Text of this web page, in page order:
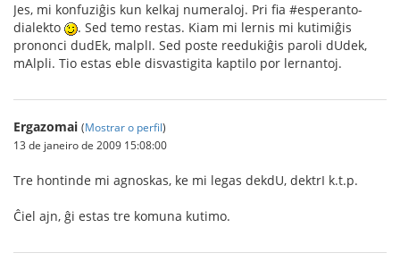
Jes, mi konfuziĝis kun kelkaj numeraloj. Pri fia #esperanto-
dialekto
. Sed temo restas. Kiam mi lernis mi kutimiĝis
prononci dudEk, malplI. Sed poste reedukiĝis paroli dUdek,
mAlpli. Tio estas eble disvastigita kaptilo por lernantoj.
Ergazomai (Mostrar o perfil)
13 de janeiro de 2009 15:08:00
Tre hontinde mi agnoskas, ke mi legas dekdU, dektrI k.t.p.
Ĉiel ajn, ĝi estas tre komuna kutimo.